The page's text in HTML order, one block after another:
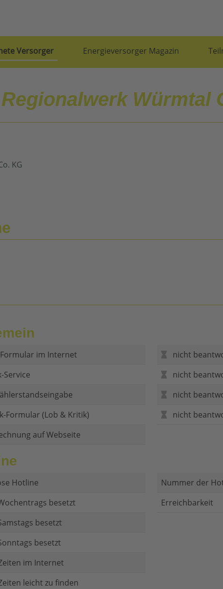
Versorger Energieversorger Magazin
Regionalwerk Würmtal
KG
im Internet
Service
Formular (Lob & Kritik)
auf Webseite
nicht
nicht
nicht
nicht
Hotline
besetzt
besetzt
besetzt
im Internet
leicht zu finden
Nummer der
Erreichbarkeit